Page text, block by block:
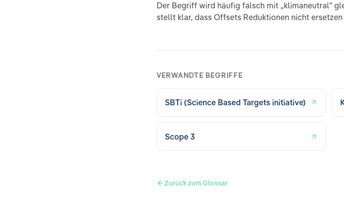
Der Begriff wird häufig falsch mit „klimaneutral"
stellt klar, dass Offsets Reduktionen nicht
VERWANDTE BEGRIFFE
SBTi (Science Based Targets initiative)
Scope 3
Zurück zum Glossar